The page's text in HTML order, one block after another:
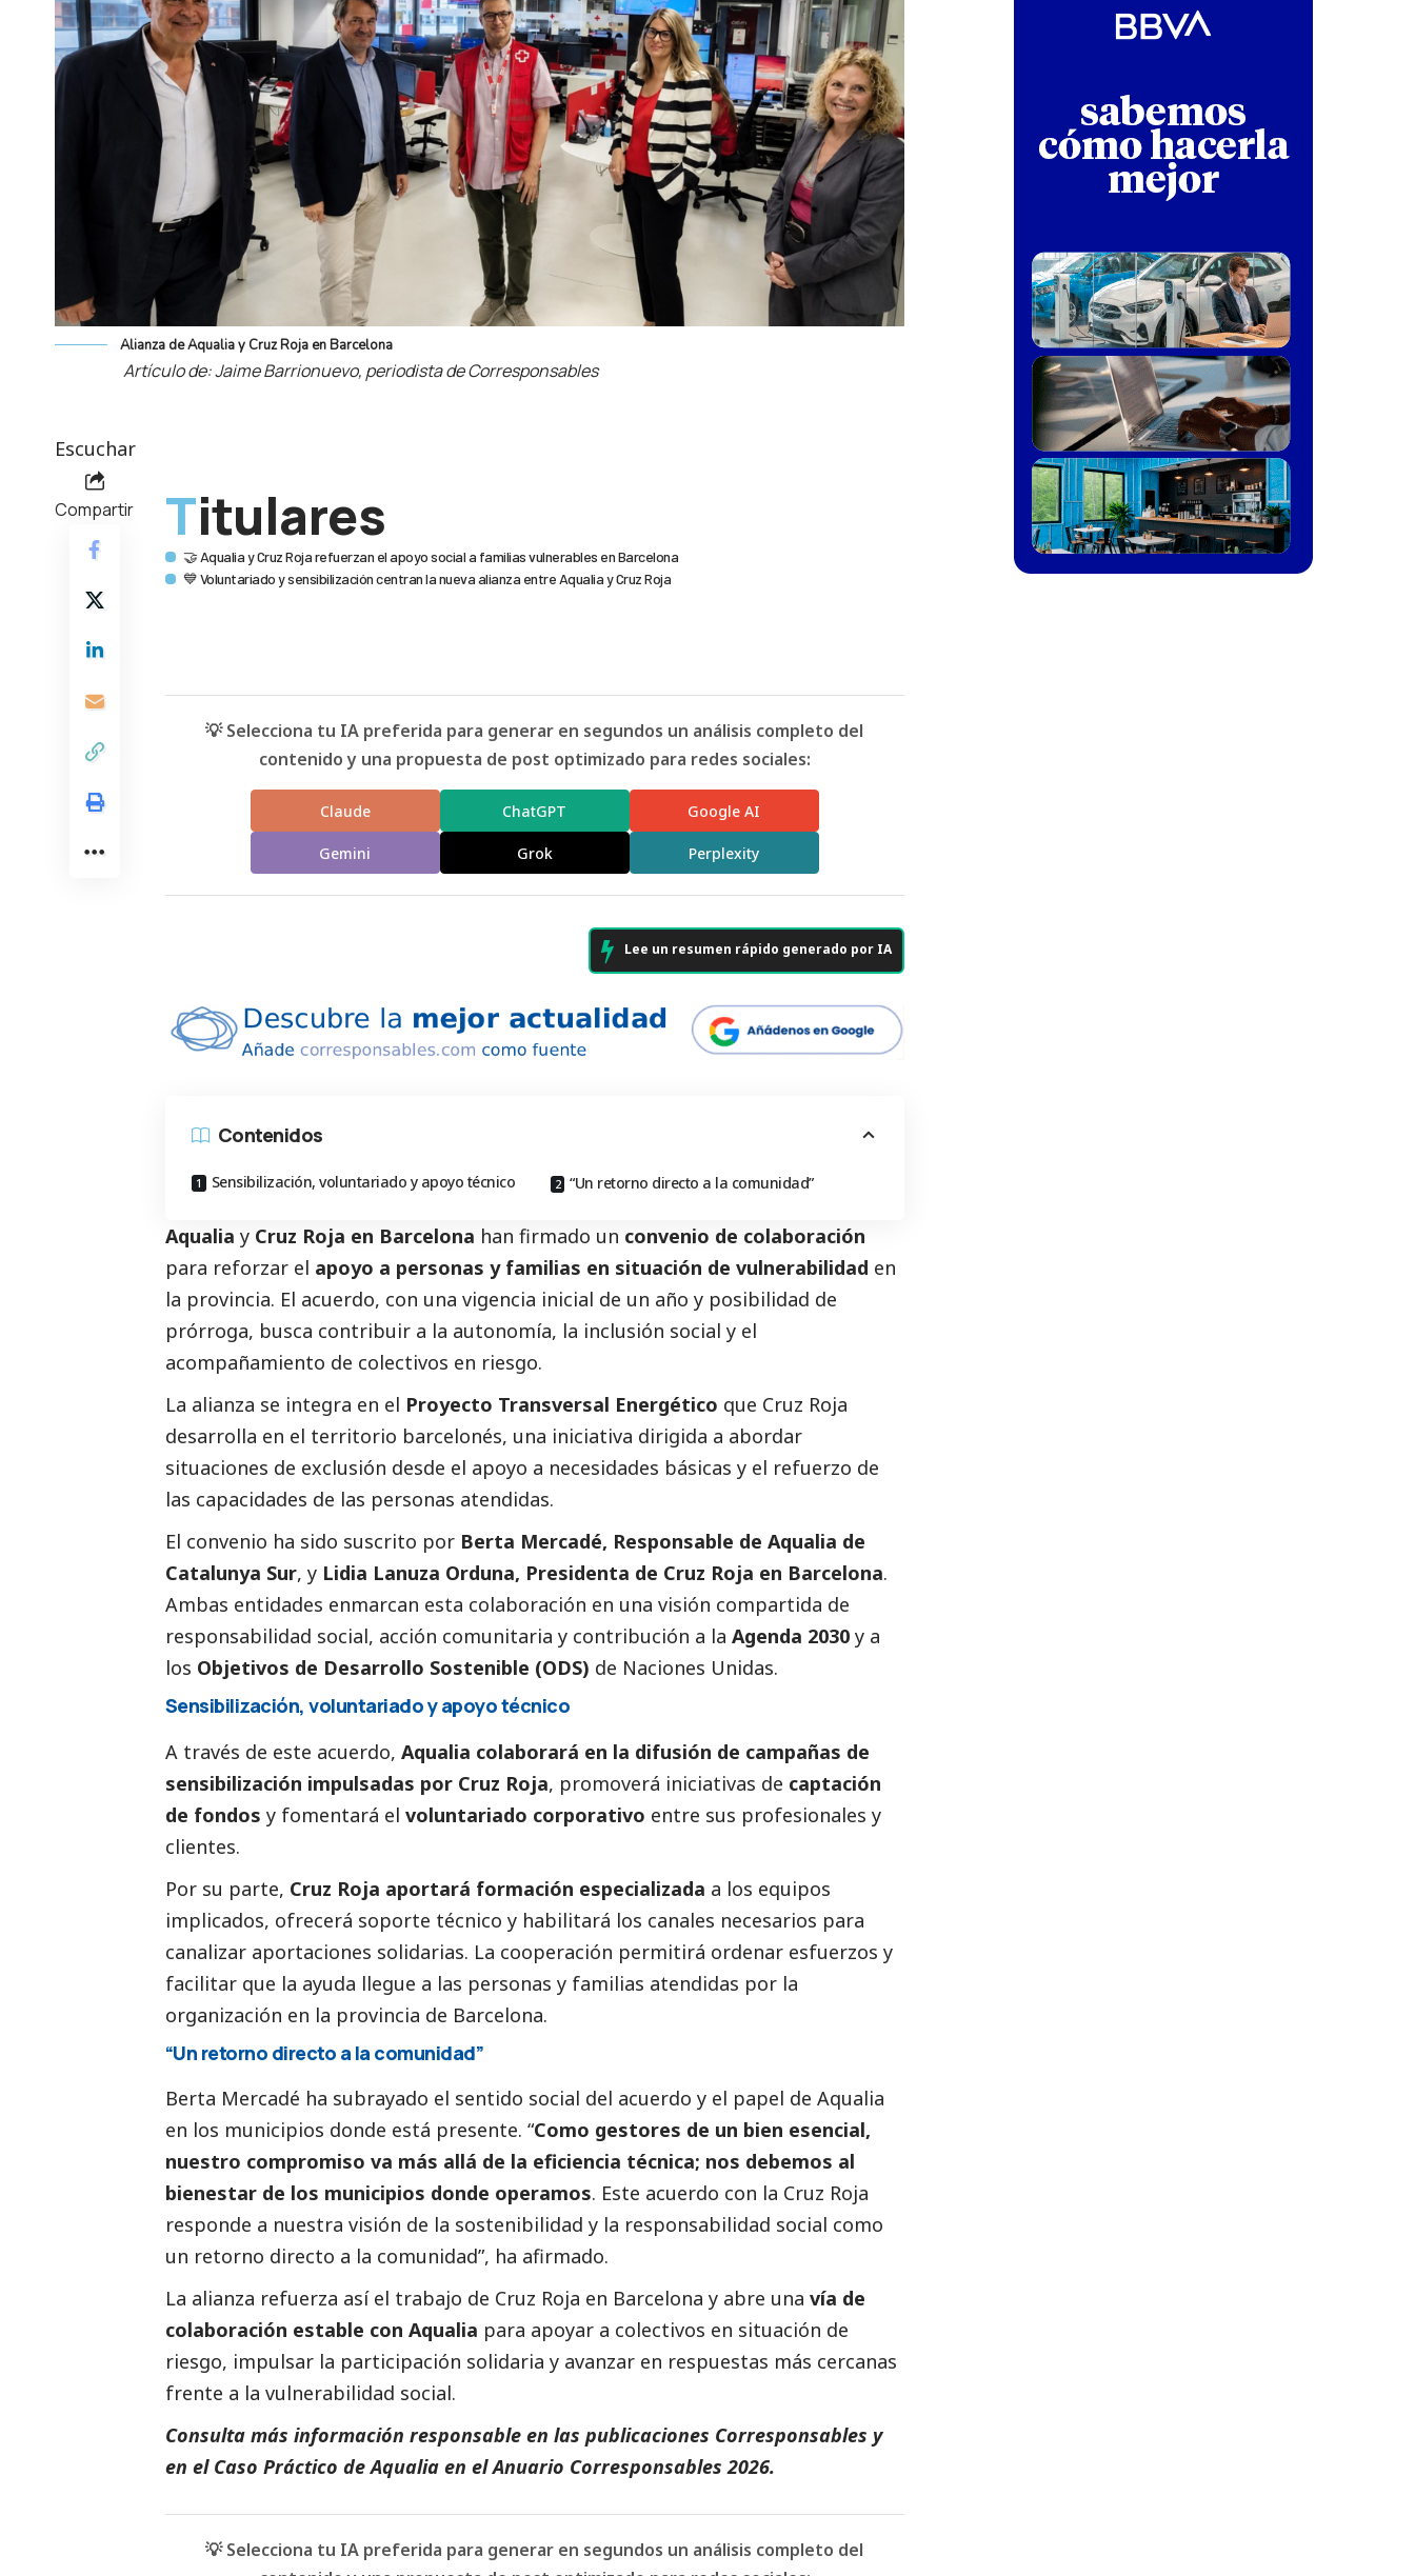
Alianza de Aqualia y Cruz Roja en Barcelona
Artículo de: Jaime Barrionuevo, periodista de Corresponsables
Escuchar
Compartir Titulares
🤝 Aqualia y Cruz Roja refuerzan el apoyo social a familias vulnerables en Barcelona
💙 Voluntariado y sensibilización centran la nueva alianza entre Aqualia y Cruz Roja
💡 Selecciona tu IA preferida para generar en segundos un análisis completo del
contenido y una propuesta de post optimizado para redes sociales:
Claude ChatGPT Google AI
Gemini Grok Perplexity
Lee un resumen rápido generado por IA
Contenidos
Sensibilización, voluntariado y apoyo técnico “Un retorno directo a la comunidad”
Aqualia y Cruz Roja en Barcelona han firmado un convenio de colaboración
para reforzar el apoyo a personas y familias en situación de vulnerabilidad en
la provincia. El acuerdo, con una vigencia inicial de un año y posibilidad de
prórroga, busca contribuir a la autonomía, la inclusión social y el
acompañamiento de colectivos en riesgo.
La alianza se integra en el Proyecto Transversal Energético que Cruz Roja
desarrolla en el territorio barcelonés, una iniciativa dirigida a abordar
situaciones de exclusión desde el apoyo a necesidades básicas y el refuerzo de
las capacidades de las personas atendidas.
El convenio ha sido suscrito por Berta Mercadé, Responsable de Aqualia de
Catalunya Sur, y Lidia Lanuza Orduna, Presidenta de Cruz Roja en Barcelona.
Ambas entidades enmarcan esta colaboración en una visión compartida de
responsabilidad social, acción comunitaria y contribución a la Agenda 2030 y a
los Objetivos de Desarrollo Sostenible (ODS) de Naciones Unidas.
Sensibilización, voluntariado y apoyo técnico
A través de este acuerdo, Aqualia colaborará en la difusión de campañas de
sensibilización impulsadas por Cruz Roja, promoverá iniciativas de captación
de fondos y fomentará el voluntariado corporativo entre sus profesionales y
clientes.
Por su parte, Cruz Roja aportará formación especializada a los equipos
implicados, ofrecerá soporte técnico y habilitará los canales necesarios para
canalizar aportaciones solidarias. La cooperación permitirá ordenar esfuerzos y
facilitar que la ayuda llegue a las personas y familias atendidas por la
organización en la provincia de Barcelona.
“Un retorno directo a la comunidad”
Berta Mercadé ha subrayado el sentido social del acuerdo y el papel de Aqualia
en los municipios donde está presente. “Como gestores de un bien esencial,
nuestro compromiso va más allá de la eficiencia técnica; nos debemos al
bienestar de los municipios donde operamos. Este acuerdo con la Cruz Roja
responde a nuestra visión de la sostenibilidad y la responsabilidad social como
un retorno directo a la comunidad”, ha afirmado.
La alianza refuerza así el trabajo de Cruz Roja en Barcelona y abre una vía de
colaboración estable con Aqualia para apoyar a colectivos en situación de
riesgo, impulsar la participación solidaria y avanzar en respuestas más cercanas
frente a la vulnerabilidad social.
Consulta más información responsable en las publicaciones Corresponsables y
en el Caso Práctico de Aqualia en elAnuario Corresponsables 2026.
💡 Selecciona tu IA preferida para generar en segundos un análisis completo del